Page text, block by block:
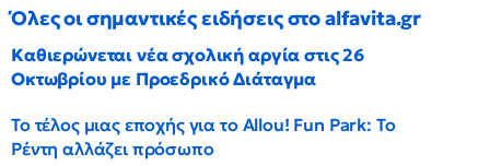
Όλες οι σημαντικές ειδήσεις στο alfavita.gr
Καθιερώνεται νέα σχολική αργία στις 26
Οκτωβρίου με Προεδρικό Διάταγμα
Το τέλος μιας εποχής για το Allou! Fun Park: Το
Ρέντη αλλάζει πρόσωπο